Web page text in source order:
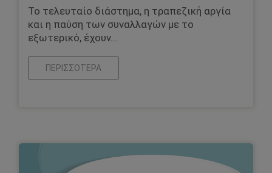
Το τελευταίο διάστημα, η τραπεζική αργία
και η παύση των συναλλαγών με το
εξωτερικό, έχουν…
ΠΕΡΙΣΣΌΤΕΡΑ